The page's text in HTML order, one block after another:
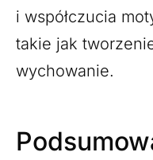
i współczucia
takie jak
wychowanie.